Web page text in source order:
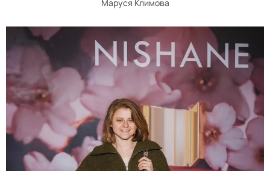
Маруся Климова